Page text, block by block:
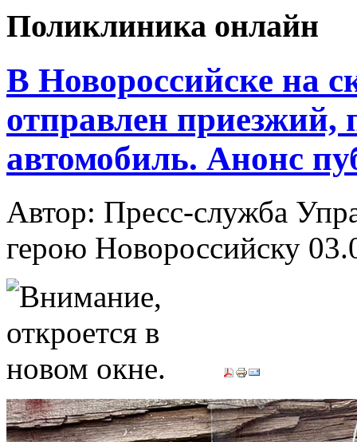
Поликлиника онлайн
В Новороссийске на
отправлен
автомобиль. Анонс
Автор: Пресс-служба
герою Новороссийску